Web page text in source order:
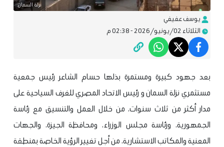
نزلة السمان
يوسف عفيفي
الثلاثاء 02/يونيو/2026 - 02:38 م
بعد جهود كبيرة ومستمرة بذلها حسام الشاعر رئيس جمعية
مستثمري نزلة السمان و رئيس الاتحاد المصري للغرف السياحية على
مدار أكثر من ثلاث سنوات، من خلال العمل والتنسيق مع رئاسة
الجمهورية، ورئاسة مجلس الوزراء، ومحافظة الجيزة، والجهات
المعنية والمكاتب الاستشارية، من أجل تغيير الرؤية الخاصة بمنطقة